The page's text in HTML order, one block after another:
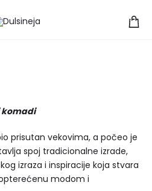
charm
komadi
prisutan vekovima, a počeo je
spoj tradicionalne izrade,
izraza i inspiracije koja stvara
modom i